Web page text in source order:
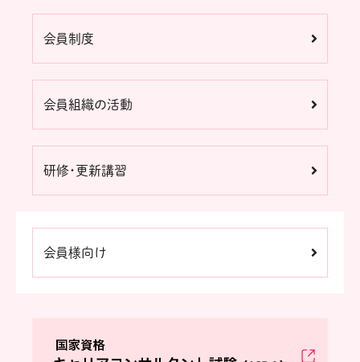
会員制度
会員組織の活動
研修・更新講習
会員様向け